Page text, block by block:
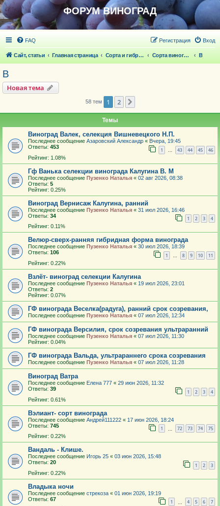
ФОРУМ ВИНОГРАД
FAQ Вход
Регистрация
Сайт, статьи Главная страница Сорта и гибридные формы винограда Сорта винограда В
В
Новая тема
58 тем 1 2
Темы
Виноград Валек, селекция Вишневецкого Н.П.
Последнее сообщение Азаровский Александр « Вчера, 19:45
Ответы: 453 1 … 43 44 45 46
Рейтинг: 1.08%
Гф Ванька селекции винограда Калугина В. М
Последнее сообщение Пузенко Наталья « 02 авг 2026, 08:38
Ответы: 5
Рейтинг: 0.25%
Виноград Вернисаж Калугина, ранний
Последнее сообщение Пузенко Наталья « 31 июл 2026, 16:46
Ответы: 34 1 2 3 4
Рейтинг: 0.11%
Велюр-сверх-ранняя гибридная форма винограда
Последнее сообщение Пузенко Наталья « 30 июл 2026, 18:39
Ответы: 106 1 … 8 9 10 11
Рейтинг: 0.22%
Взлёт- виноград селекции Калугина
Последнее сообщение Пузенко Наталья « 19 июл 2026, 23:01
Ответы: 2
Рейтинг: 0.07%
ГФ винограда Веселка(радуга), ранний срок созревания,
Последнее сообщение Пузенко Наталья « 07 июл 2026, 12:34
ГФ винограда Версилия, срок созревания ультраранний
Последнее сообщение Пузенко Наталья « 07 июл 2026, 11:30
Рейтинг: 0.04%
ГФ винограда Вальда, ультрараннего срока созревания
Последнее сообщение Пузенко Наталья « 07 июл 2026, 11:28
Виноград Ватра
Последнее сообщение Елена 777 « 29 июн 2026, 11:32
Ответы: 39 1 2 3 4
Рейтинг: 0.61%
Вэлиант- сорт винограда
Последнее сообщение Андрей111222 « 17 июн 2026, 18:24
Ответы: 745 1 72 73 74 75
Рейтинг: 0.22%
Вандаль - Клише.
Последнее сообщение Игорь 25 « 03 июн 2026, 15:48
Ответы: 20 1 2 3
Рейтинг: 0.22%
Владыка ночи
Последнее сообщение стрекоза « 01 июн 2026, 19:19
Ответы: 67 1 4 5 6 7